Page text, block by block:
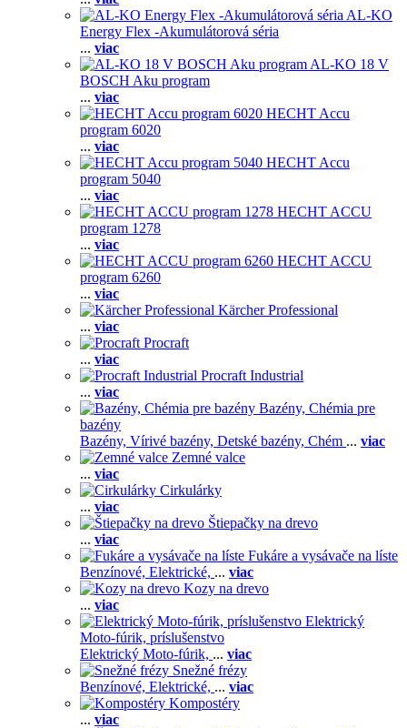
AL-KO
Energy Flex -Akumulátorová séria
... viac
AL-KO 18 V
BOSCH Aku program
... viac
HECHT Accu
program 6020
... viac
HECHT Accu
program 5040
... viac
HECHT ACCU
program 1278
... viac
HECHT ACCU
program 6260
... viac
Kärcher Professional
... viac
Procraft
... viac
Procraft Industrial
... viac
Bazény, Chémia pre
bazény
Bazény, Vírivé bazény, Detské bazény, Chém ... viac
Zemné valce
... viac
Cirkulárky
... viac
Štiepačky na drevo
... viac
Fukáre a vysávače na líste
Benzínové, Elektrické, ... viac
Kozy na drevo
... viac
Elektrický
Moto-fúrik, príslušenstvo
Elektrický Moto-fúrik, ... viac
Snežné frézy
Benzínové, Elektrické, ... viac
Kompostéry
... viac